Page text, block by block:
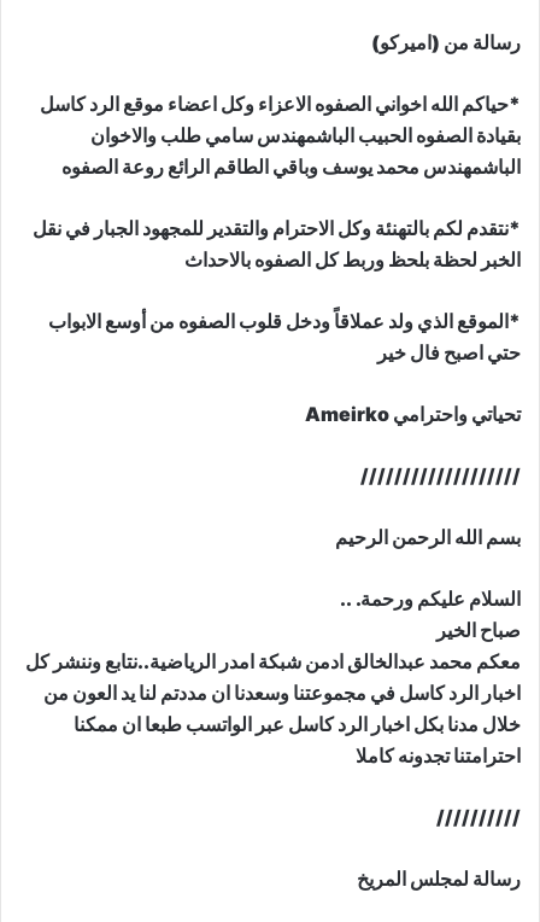
رسالة من (اميركو)
*حياكم الله اخواني الصفوه الاعزاء وكل اعضاء موقع الرد كاسل
بقيادة الصفوه الحبيب الباشمهندس سامي طلب والاخوان
الباشمهندس محمد يوسف وباقي الطاقم الرائع روعة الصفوه
*نتقدم لكم بالتهنئة وكل الاحترام والتقدير للمجهود الجبار في نقل
الخبر لحظة بلحظ وربط كل الصفوه بالاحداث
*الموقع الذي ولد عملاقاً ودخل قلوب الصفوه من أوسع الابواب
حتي اصبح فال خير
تحياتي واحترامي Ameirko
///////////////////
بسم الله الرحمن الرحيم
السلام عليكم ورحمة. ..
صباح الخير
معكم محمد عبدالخالق ادمن شبكة امدر الرياضية..نتابع وننشر كل
اخبار الرد كاسل في مجموعتنا وسعدنا ان مددتم لنا يد العون من
خلال مدنا بكل اخبار الرد كاسل عبر الواتسب طبعا ان ممكنا
احترامتنا تجدونه كاملا
//////////
رسالة لمجلس المريخ